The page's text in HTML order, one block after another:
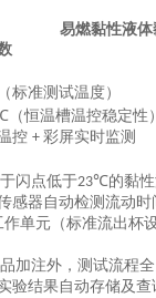
易燃黏性液
（标准测试温度）
（恒温槽温控稳定性）
控 + 彩屏实时监测
于闪点低于23℃的黏
感器自动检测流动
作单元（标准流出杯设
品加注外，测试流程
验结果自动存储及查